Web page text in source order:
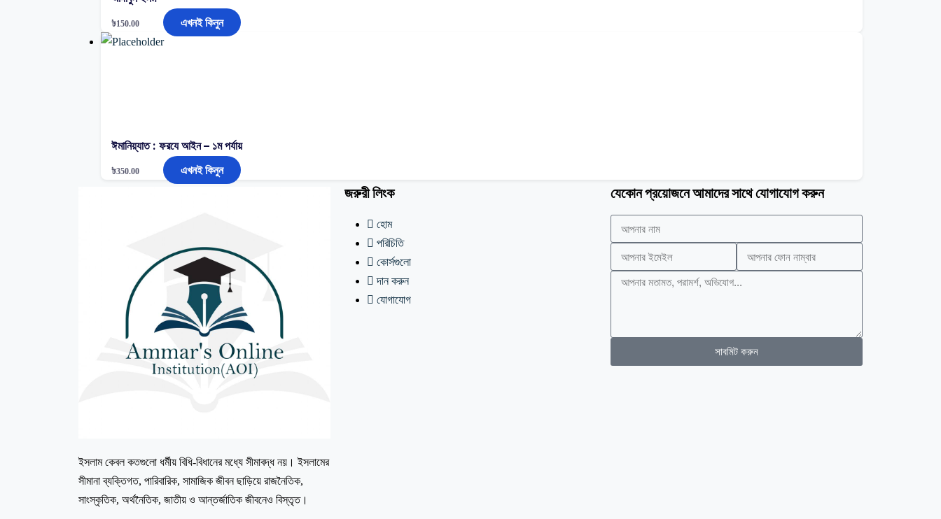
৳150.00 এখনই কিনুন
ঈমানিয়্যাত : ফরযে আইন – ১ম পর্যায়
৳350.00 এখনই কিনুন
ইসলাম কেবল কতগুলো ধর্মীয় বিধি-বিধানের মধ্যে সীমাবদ্ধ নয়। ইসলামের
সীমানা ব্যক্তিগত, পারিবারিক, সামাজিক জীবন ছাড়িয়ে রাজনৈতিক,
সাংস্কৃতিক, অর্থনৈতিক, জাতীয় ও আন্তর্জাতিক জীবনেও বিস্তৃত।
জরুরী লিংক
হোম
পরিচিতি
কোর্সগুলো
দান করুন
যোগাযোগ
যেকোন প্রয়োজনে আমাদের সাথে যোগাযোগ করুন
সাবমিট করুন